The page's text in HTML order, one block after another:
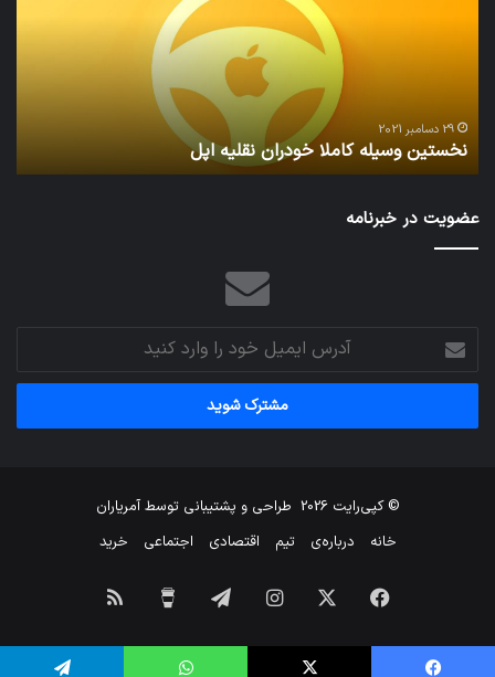
29 دسامبر 2021
نخستین وسیله کاملا خودران نقلیه اپل
عضویت در خبرنامه
آدرس
ایمیل
خود
وارد
© کپی‌رایت 2026 طراحی و پشتیبانی توسطآمریاران
خانه
درباره‌ی تیم اقتصادی اجتماعی خرید
فیس
بوک
اینستاگرامتلگرام
من
خوراک